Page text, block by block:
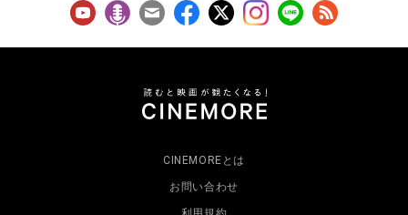
CINEMOREとは
お問い合わせ